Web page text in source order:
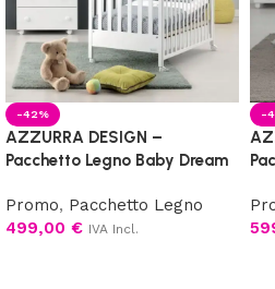
-42%
AZZURRA DESIGN –
Pacchetto Legno Baby Dream
Promo, Pacchetto Legno
499,00 € IVA Incl.
-